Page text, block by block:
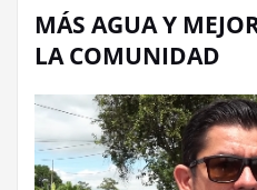
MÁS AGUA Y
LA COMUNIDAD